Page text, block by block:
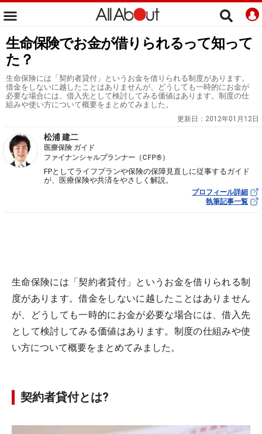
生命保険でお金が借りられるって知って
た？
生命保険には「契約者貸付」というお金を借りられる制度があります。
借金をしないに越したことはありませんが、どうしても一時的にお金が
必要な場合には、借入先として検討してみる価値はあります。制度の仕
組みや使い方について概要をまとめてみました。
更新日： 2012年01月12日
松浦 建二
医療保険 ガイド
ファイナンシャルプランナー（CFP®）
FPとしてライフプランや保険の保障見直しに従事するガイド
が、医療保険や共済をやさしく解説。
プロフィール詳細
執筆記事一覧
生命保険には「契約者貸付」というお金を借りられる制
度があります。借金をしないに越したことはありません
が、どうしても一時的にお金が必要な場合には、借入先
として検討してみる価値はあります。制度の仕組みや使
い方について概要をまとめてみました。
契約者貸付とは?